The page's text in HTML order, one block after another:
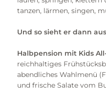
tanzen, lärmen, singen,
Und so sieht er dann
Halbpension mit Kids
reichhaltiges
abendliches Wahlmenü
und frische Salate vom